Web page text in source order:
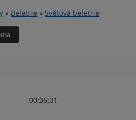
» Beletrie » Světová beletrie
00:36:31